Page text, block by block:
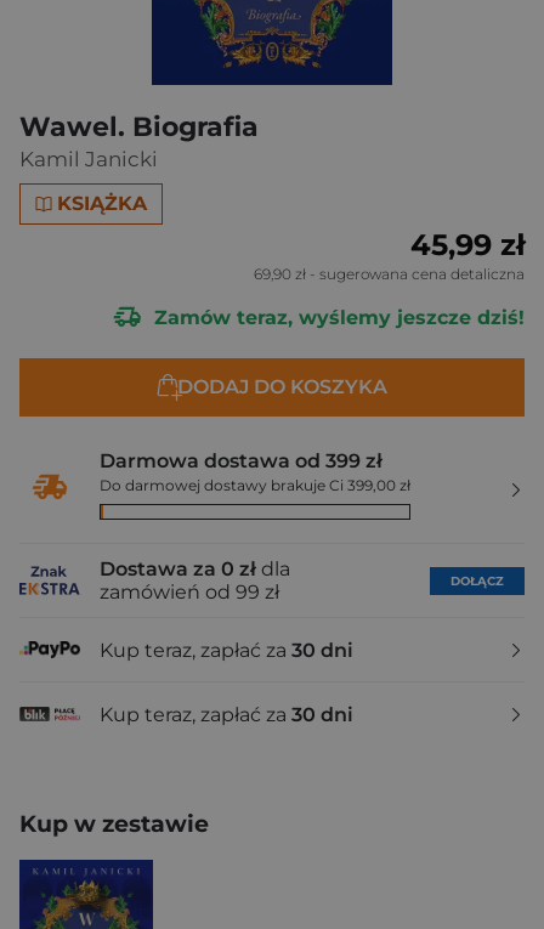
Wawel. Biografia
Kamil Janicki
KSIĄŻKA
45,99 zł
69,90 zł - sugerowana cena detaliczna
Zamów teraz, wyślemy jeszcze dziś!
DODAJ DO KOSZYKA
Darmowa dostawa od 399 zł
Do darmowej dostawy brakuje Ci 399,00 zł
Dostawa za 0 zł dla
zamówień od 99 zł
DOŁĄCZ
Kup teraz, zapłać za 30 dni
Kup teraz, zapłać za 30 dni
Kup w zestawie